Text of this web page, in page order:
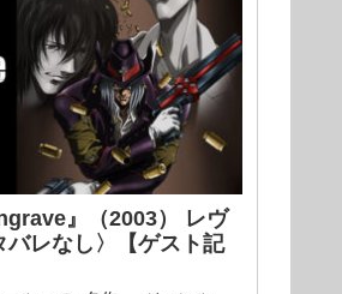
』（2003） レヴ
バレなし〉【ゲスト記